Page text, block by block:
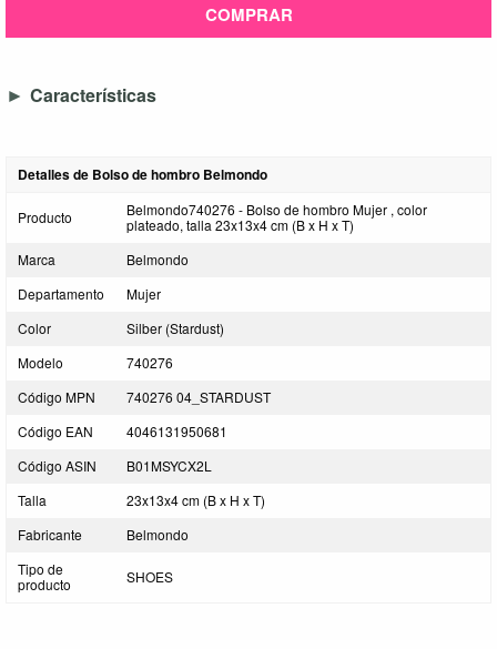
COMPRAR
Características
Detalles de Bolso de hombro Belmondo
Producto
Belmondo740276 - Bolso de hombro Mujer , color
plateado, talla 23x13x4 cm (B x H x T)
Marca
Belmondo
Departamento
Mujer
Color
Silber (Stardust)
Modelo
740276
Código MPN
740276 04_STARDUST
Código EAN
4046131950681
Código ASIN
B01MSYCX2L
Talla
23x13x4 cm (B x H x T)
Fabricante
Belmondo
Tipo de
producto
SHOES